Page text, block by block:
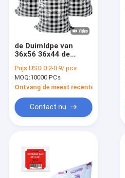
de Duimldpe van
36x56 36x44 de
Zakken van de
Kerstmisgift
Prijs:USD 0.2-0.9/ pcs
MOQ:10000 PCs
Ontvang de meest recente Prijs
Contact nu